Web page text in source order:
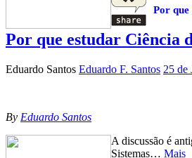
Por que
Por que estudar Ciência
Eduardo Santos Eduardo F. Santos 25 de
By Eduardo Santos
A discussão é
Sistemas… Mais